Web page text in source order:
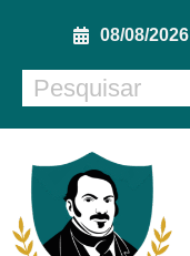
08/08/2026